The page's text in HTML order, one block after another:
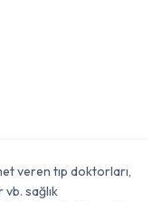
veren tıp doktorları,
sağlık